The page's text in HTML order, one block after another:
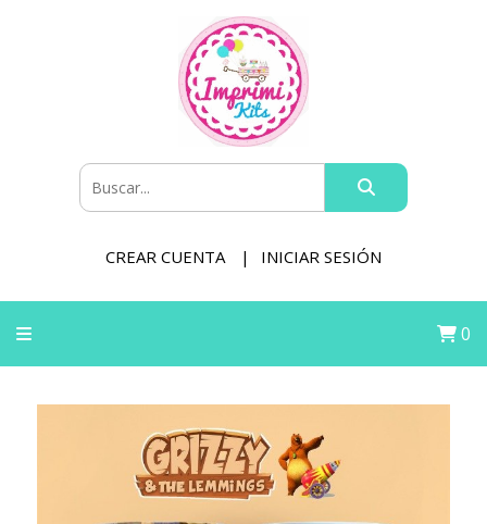
CREAR CUENTA INICIAR SESIÓN
0